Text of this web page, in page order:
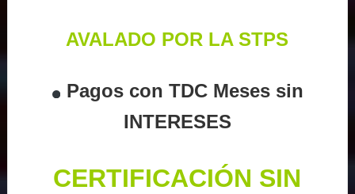
AVALADO POR LA STPS
Pagos con TDC Meses sin
INTERESES
CERTIFICACIÓN SIN